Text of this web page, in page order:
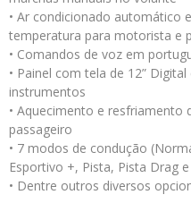
• Ar condicionado automático
temperatura para motorista e
• Comandos de voz em
• Painel com tela de 12”
instrumentos
• Aquecimento e
passageiro
• 7 modos de condução
Esportivo +, Pista, Pista Drag
• Dentre outros diversos